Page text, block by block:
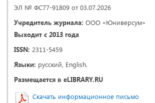
ЭЛ № ФС77-91809 от 03.07.2026
Учредитель журнала: ООО «Юниверсум»
Выходит с 2013 года
ISSN: 2311-5459
Языки: русский, English.
Размещается в eLIBRARY.RU
Скачать информационное письмо